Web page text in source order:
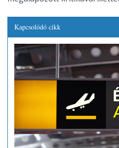
Kapcsolódó cikk